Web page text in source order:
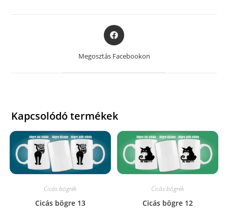
Opens
in
a
Megosztás Facebookon
Kapcsolódó termékek
Cicás bögrék
Cicás bögre 13
Cicás bögrék
Cicás bögre 12